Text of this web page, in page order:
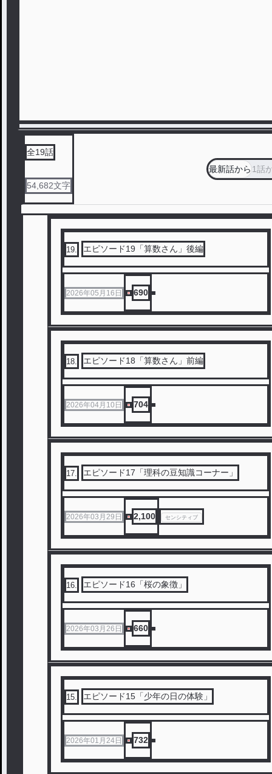
全19話
54,682文字
最新話から1話
19. エピソード19「算数さん」後編
2026年05月16日 690
18. エピソード18「算数さん」前編
2026年04月10日 704
17. エピソード17「理科の豆知識コーナー」
2026年03月29日 2,100 センシティブ
16. エピソード16「桜の象徴」
2026年03月26日 660
15. エピソード15「少年の日の体験」
2026年01月24日 732